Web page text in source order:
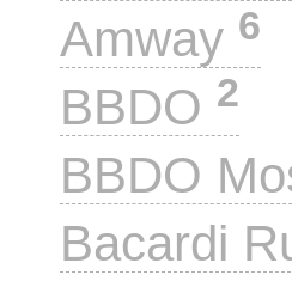
Amway 6
BBDO 2
BBDO
Bacardi